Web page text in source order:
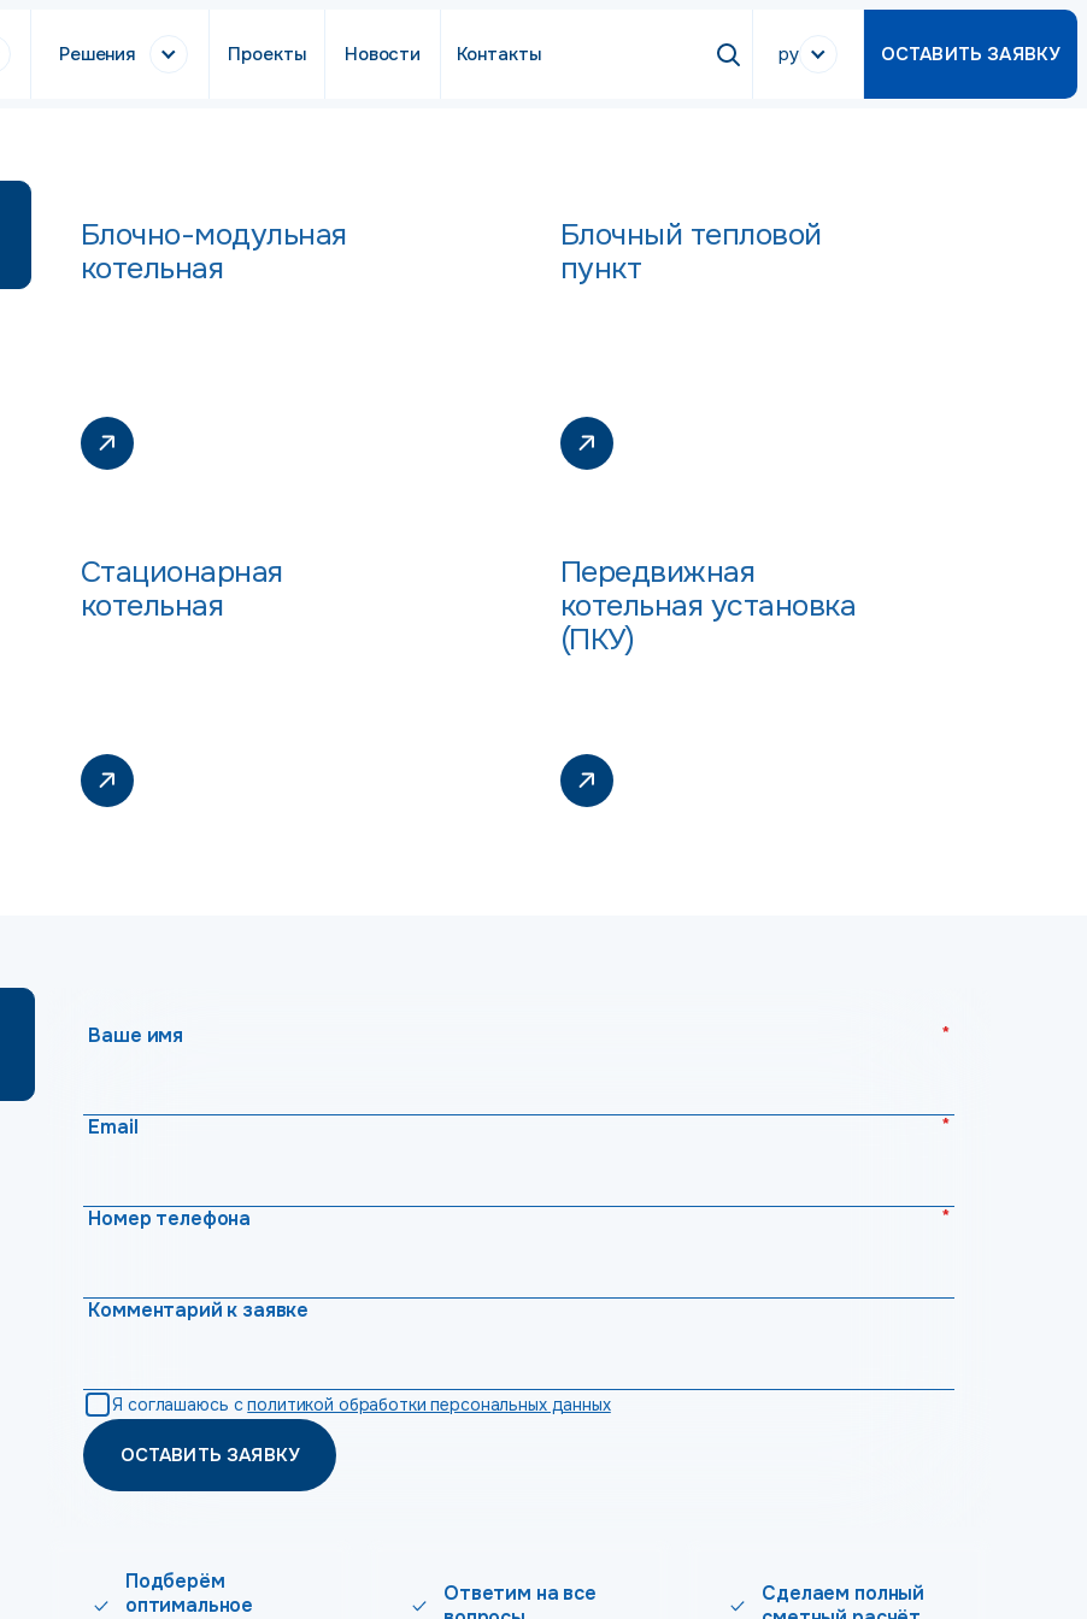
Решения Проекты Новости Контакты ру ОСТАВИТЬ ЗАЯВКУ
Блочно-модульная
котельная
Блочный тепловой
пункт
Стационарная
котельная
Передвижная
котельная установка
(ПКУ)
Ваше имя *
Email *
Номер телефона *
Комментарий к заявке
Я соглашаюсь с политикой обработки персональных данных
ОСТАВИТЬ ЗАЯВКУ
Подберём
оптимальное
Ответим на все
Сделаем полный